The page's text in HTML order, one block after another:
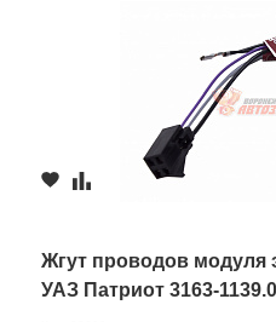
Жгут проводов модуля
УАЗ Патриот 3163-